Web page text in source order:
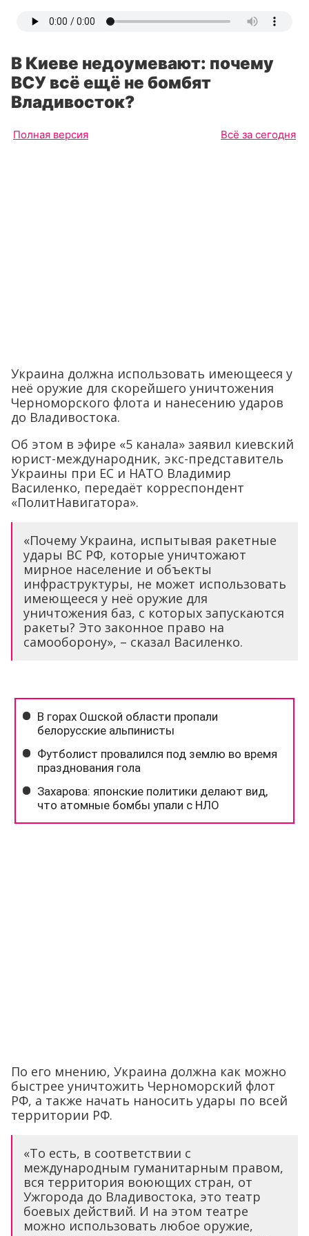
В Киеве недоумевают: почему
ВСУ всё ещё не бомбят
Владивосток?
Полная версия Всё за сегодня
Украина должна использовать имеющееся у
неё оружие для скорейшего уничтожения
Черноморского флота и нанесению ударов
до Владивостока.
Об этом в эфире «5 канала» заявил киевский
юрист-международник, экс-представитель
Украины при ЕС и НАТО Владимир
Василенко, передаёт корреспондент
«ПолитНавигатора».
«Почему Украина, испытывая ракетные
удары ВС РФ, которые уничтожают
мирное население и объекты
инфраструктуры, не может использовать
имеющееся у неё оружие для
уничтожения баз, с которых запускаются
ракеты? Это законное право на
самооборону», – сказал Василенко.
По его мнению, Украина должна как можно
быстрее уничтожить Черноморский флот
РФ, а также начать наносить удары по всей
территории РФ.
«То есть, в соответствии с
международным гуманитарным правом,
вся территория воюющих стран, от
Ужгорода до Владивостока, это театр
боевых действий. И на этом театре
можно использовать любое оружие,